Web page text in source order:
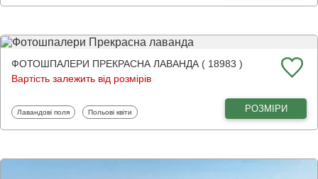
ФОТОШПАЛЕРИ ПРЕКРАСНА ЛАВАНДА ( 18983 )
Вартість залежить від розмірів
Фотошпалери
Лавандові поля Фотошпалери
Польові квіти РОЗМІРИ